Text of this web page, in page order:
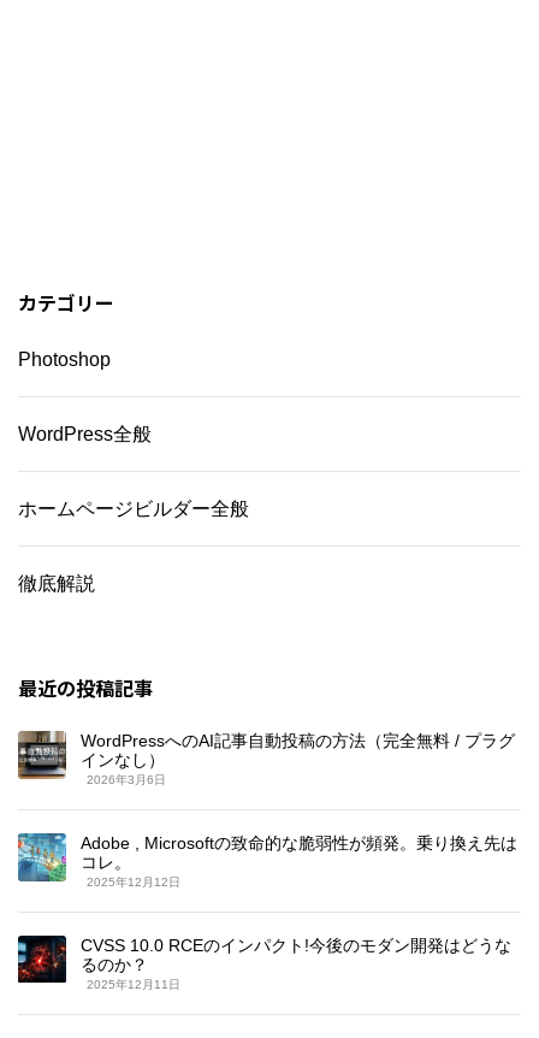
カテゴリー
Photoshop
WordPress全般
ホームページビルダー全般
徹底解説
最近の投稿記事
WordPressへのAI記事自動投稿の方法（完全無料 / プラグ
インなし）
2026年3月6日
Adobe , Microsoftの致命的な脆弱性が頻発。乗り換え先は
コレ。
2025年12月12日
CVSS 10.0 RCEのインパクト!今後のモダン開発はどうな
るのか？
2025年12月11日